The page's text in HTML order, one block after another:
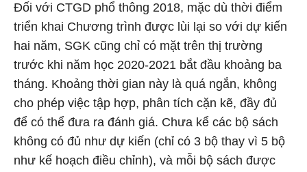
Đối với CTGD phổ thông 2018, mặc dù thời điểm
triển khai Chương trình được lùi lại so với dự kiến
hai năm, SGK cũng chỉ có mặt trên thị trường
trước khi năm học 2020-2021 bắt đầu khoảng ba
tháng. Khoảng thời gian này là quá ngắn, không
cho phép việc tập hợp, phân tích cặn kẽ, đầy đủ
để có thể đưa ra đánh giá. Chưa kể các bộ sách
không có đủ như dự kiến (chỉ có 3 bộ thay vì 5 bộ
như kế hoạch điều chỉnh), và mỗi bộ sách được